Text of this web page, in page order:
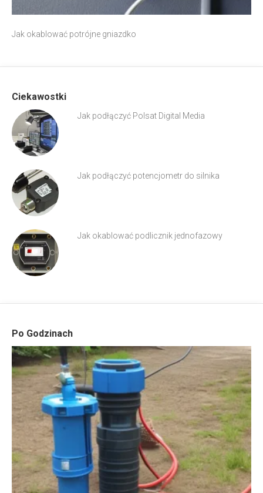
Jak okablować potrójne gniazdko
Ciekawostki
Jak podłączyć Polsat Digital Media
Jak podłączyć potencjometr do silnika
Jak okablować podlicznik jednofazowy
Po Godzinach